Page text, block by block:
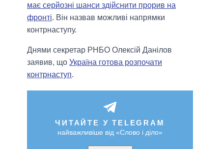
має серйозні шанси здійснити прорив на
фронті. Він назвав можливі напрямки
контрнаступу.
Днями секретар РНБО Олексій Данілов
заявив, що Україна готова розпочати
контрнаступ.
ЧИТАЙТЕ У TELEGRAM
найважливіше від «Слово і діло»